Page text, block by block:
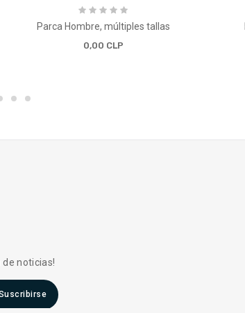
Parca Hombre, múltiples tallas
0,00 CLP
noticias!